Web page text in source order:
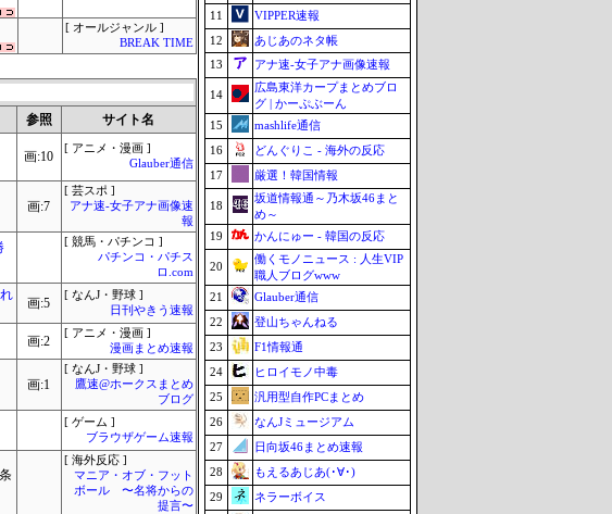
[ オールジャンル ]
BREAK TIME
参照 サイト名
画:10
[ アニメ・漫画 ]
Glauber通信
画:7
[ 芸スポ ]
アナ速‐女子アナ画像速
報
[ 競馬・パチンコ ]
パチンコ・パチス
ロ.com
画:5
[ なんJ・野球 ]
日刊やきう速報
画:2
[ アニメ・漫画 ]
漫画まとめ速報
画:1
[ なんJ・野球 ]
鷹速@ホークスまとめ
ブログ
[ ゲーム ]
ブラウザゲーム速報
[ 海外反応 ]
マニア・オブ・フット
ボール 〜名将からの
提言〜
11
VIPPER速報
12
あじあのネタ帳
13
アナ速‐女子アナ画像速報
14
広島東洋カープまとめブロ
グ | かーぷぶーん
15
mashlife通信
16
どんぐりこ - 海外の反応
17
厳選！韓国情報
18
坂道情報通～乃木坂46まと
め～
19
かんにゅー - 韓国の反応
20
働くモノニュース : 人生VIP
職人ブログwww
21
Glauber通信
22
登山ちゃんねる
23
F1情報通
24
ヒロイモノ中毒
25
汎用型自作PCまとめ
26
なんJミュージアム
27
日向坂46まとめ速報
28
もえるあじあ(･∀･)
29
ネラーボイス